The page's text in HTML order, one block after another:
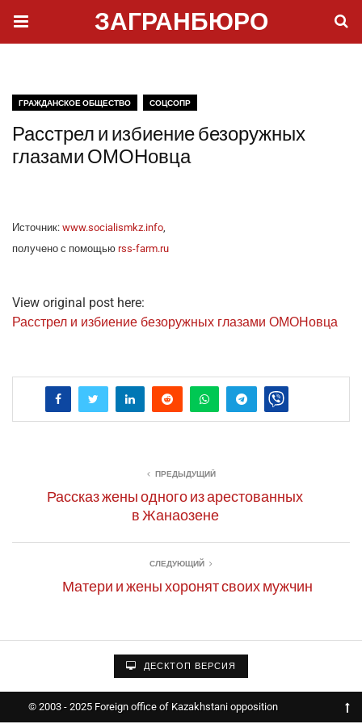
ЗАГРАНБЮРО
ГРАЖДАНСКОЕ ОБЩЕСТВО СОЦСОПР
Расстрел и избиение безоружных
глазами ОМОНовца
Источ­ник: www.socialismkz.info,
полу­че­но с помо­щью rss-farm.ru
View original post here:
Рас­стрел и изби­е­ние без­оруж­ных гла­за­ми ОМОНовца
ПРЕДЫДУЩИЙ
Рассказ жены одного из арестованных
в Жанаозене
СЛЕДУЮЩИЙ
Матери и жены хоронят своих мужчин
ДЕСКТОП ВЕРСИЯ
© 2003 - 2025 Foreign office of Kazakhstani opposition